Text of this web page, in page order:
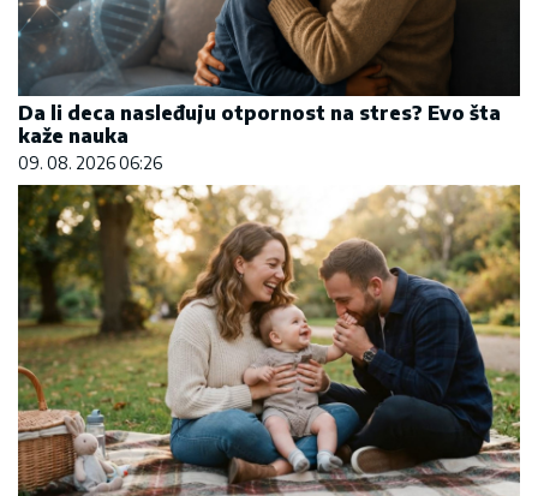
Da li deca nasleđuju otpornost na stres? Evo šta
kaže nauka
09. 08. 2026 06:26